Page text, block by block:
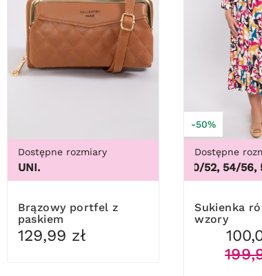
Dostępne rozmiary
UNI.
Brązowy portfel z
paskiem
129,99 zł
-50%
Dostępne
46/48, 50/52, 54/56,
Sukienka różowo żółte
wzory